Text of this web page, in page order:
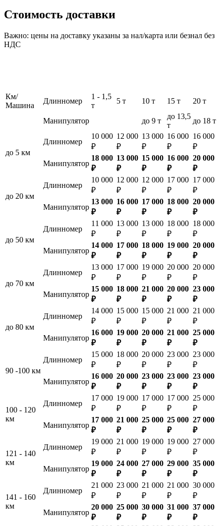
Стоимость доставки
Важно: цены на доставку указаны за нал/карта или безнал без
НДС
Км/
Машина
Длинномер
1 - 1,5
т
5 т 10 т 15 т 20 т
Манипулятор до 9 т
до 13,5
т
до 18 т
до 5 км
Длинномер
10 000
₽
12 000
₽
13 000
₽
16 000
₽
16 000
₽
Манипулятор
18 000
₽
13 000
₽
15 000
₽
16 000
₽
20 000
₽
до 20 км
Длинномер
10 000
₽
12 000
₽
12 000
₽
17 000
₽
17 000
₽
Манипулятор
13 000
₽
16 000
₽
17 000
₽
18 000
₽
20 000
₽
до 50 км
Длинномер
11 000
₽
13 000
₽
13 000
₽
18 000
₽
18 000
₽
Манипулятор
14 000
₽
17 000
₽
18 000
₽
19 000
₽
20 000
₽
до 70 км
Длинномер
13 000
₽
17 000
₽
19 000
₽
20 000
₽
20 000
₽
Манипулятор
15 000
₽
18 000
₽
21 000
₽
20 000
₽
23 000
₽
до 80 км
Длинномер
14 000
₽
15 000
₽
15 000
₽
21 000
₽
21 000
₽
Манипулятор
16 000
₽
19 000
₽
20 000
₽
21 000
₽
25 000
₽
90 -100 км
Длинномер
15 000
₽
18 000
₽
20 000
₽
23 000
₽
23 000
₽
Манипулятор
16 000
₽
20 000
₽
23 000
₽
23 000
₽
23 000
₽
100 - 120
км
Длинномер
17 000
₽
19 000
₽
17 000
₽
17 000
₽
25 000
₽
Манипулятор
17 000
₽
21 000
₽
25 000
₽
25 000
₽
27 000
₽
121 - 140
км
Длинномер
19 000
₽
21 000
₽
19 000
₽
19 000
₽
27 000
₽
Манипулятор
19 000
₽
24 000
₽
27 000
₽
29 000
₽
35 000
₽
141 - 160
км
Длинномер
21 000
₽
23 000
₽
21 000
₽
21 000
₽
30 000
₽
Манипулятор
20 000
₽
25 000
₽
30 000
₽
31 000
₽
37 000
₽